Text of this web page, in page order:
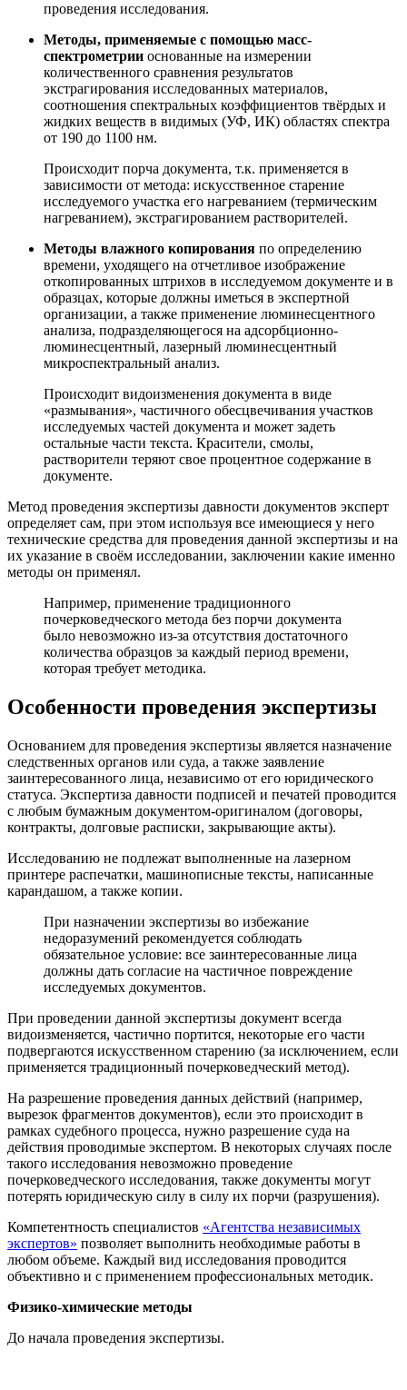
проведения исследования.
Методы, применяемые с помощью масс-
спектрометрии основанные на измерении
количественного сравнения результатов
экстрагирования исследованных материалов,
соотношения спектральных коэффициентов твёрдых и
жидких веществ в видимых (УФ, ИК) областях спектра
от 190 до 1100 нм.
Происходит порча документа, т.к. применяется в
зависимости от метода: искусственное старение
исследуемого участка его нагреванием (термическим
нагреванием), экстрагированием растворителей.
Методы влажного копирования по определению
времени, уходящего на отчетливое изображение
откопированных штрихов в исследуемом документе и в
образцах, которые должны иметься в экспертной
организации, а также применение люминесцентного
анализа, подразделяющегося на адсорбционно-
люминесцентный, лазерный люминесцентный
микроспектральный анализ.
Происходит видоизменения документа в виде
«размывания», частичного обесцвечивания участков
исследуемых частей документа и может задеть
остальные части текста. Красители, смолы,
растворители теряют свое процентное содержание в
документе.
Метод проведения экспертизы давности документов эксперт
определяет сам, при этом используя все имеющиеся у него
технические средства для проведения данной экспертизы и на
их указание в своём исследовании, заключении какие именно
методы он применял.
Например, применение традиционного
почерковедческого метода без порчи документа
было невозможно из-за отсутствия достаточного
количества образцов за каждый период времени,
которая требует методика.
Особенности проведения экспертизы
Основанием для проведения экспертизы является назначение
следственных органов или суда, а также заявление
заинтересованного лица, независимо от его юридического
статуса. Экспертиза давности подписей и печатей проводится
с любым бумажным документом-оригиналом (договоры,
контракты, долговые расписки, закрывающие акты).
Исследованию не подлежат выполненные на лазерном
принтере распечатки, машинописные тексты, написанные
карандашом, а также копии.
При назначении экспертизы во избежание
недоразумений рекомендуется соблюдать
обязательное условие: все заинтересованные лица
должны дать согласие на частичное повреждение
исследуемых документов.
При проведении данной экспертизы документ всегда
видоизменяется, частично портится, некоторые его части
подвергаются искусственном старению (за исключением, если
применяется традиционный почерковедческий метод).
На разрешение проведения данных действий (например,
вырезок фрагментов документов), если это происходит в
рамках судебного процесса, нужно разрешение суда на
действия проводимые экспертом. В некоторых случаях после
такого исследования невозможно проведение
почерковедческого исследования, также документы могут
потерять юридическую силу в силу их порчи (разрушения).
Компетентность специалистов «Агентства независимых
экспертов» позволяет выполнить необходимые работы в
любом объеме. Каждый вид исследования проводится
объективно и с применением профессиональных методик.
Физико-химические методы
До начала проведения экспертизы.